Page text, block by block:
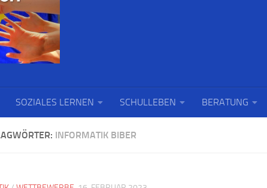
SOZIALES LERNEN SCHULLEBEN BERATUNG
INFORMATIK BIBER